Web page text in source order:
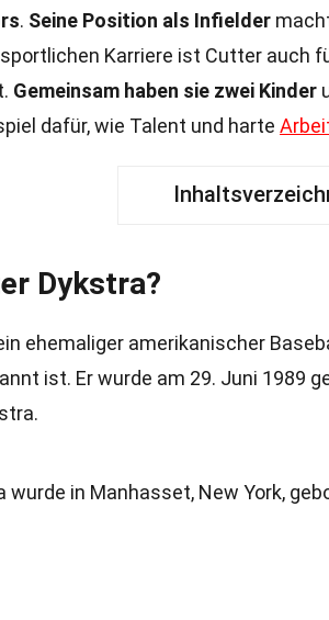
. Seine Position als Infielder
Karriere ist Cutter auch
Gemeinsam haben sie zwei Kinder
dafür, wie Talent und harte
Dykstra?
ehemaliger amerikanischer
ist. Er wurde am 29. Juni 1989
wurde in Manhasset, New York,